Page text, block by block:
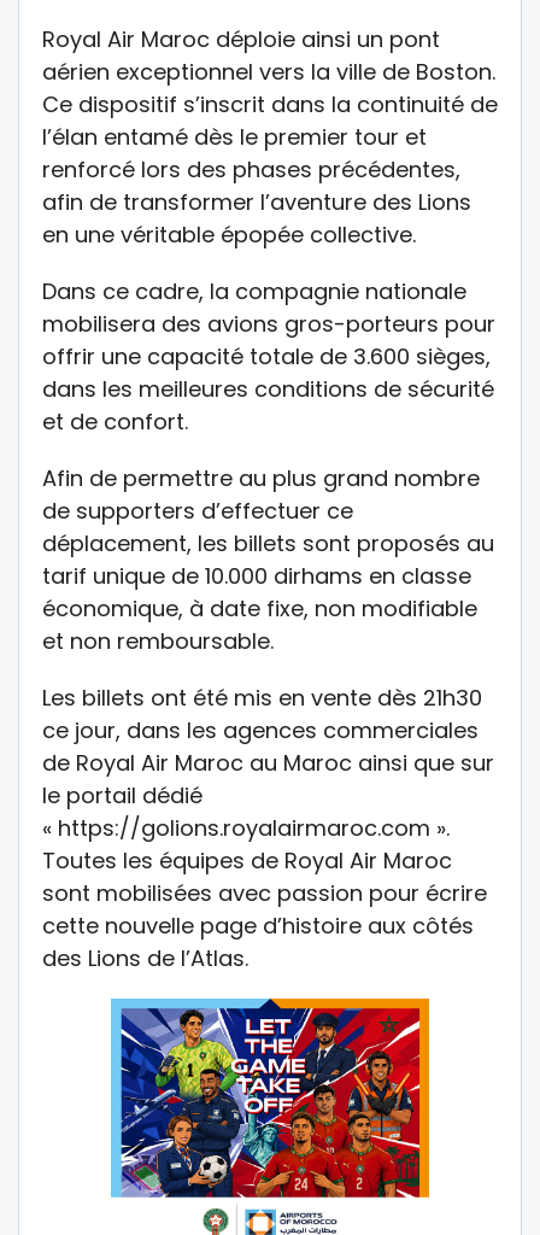
Royal Air Maroc déploie ainsi un pont
aérien exceptionnel vers la ville de Boston.
Ce dispositif s’inscrit dans la continuité de
l’élan entamé dès le premier tour et
renforcé lors des phases précédentes,
afin de transformer l’aventure des Lions
en une véritable épopée collective.
Dans ce cadre, la compagnie nationale
mobilisera des avions gros-porteurs pour
offrir une capacité totale de 3.600 sièges,
dans les meilleures conditions de sécurité
et de confort.
Afin de permettre au plus grand nombre
de supporters d’effectuer ce
déplacement, les billets sont proposés au
tarif unique de 10.000 dirhams en classe
économique, à date fixe, non modifiable
et non remboursable.
Les billets ont été mis en vente dès 21h30
ce jour, dans les agences commerciales
de Royal Air Maroc au Maroc ainsi que sur
le portail dédié
« https://golions.royalairmaroc.com ».
Toutes les équipes de Royal Air Maroc
sont mobilisées avec passion pour écrire
cette nouvelle page d’histoire aux côtés
des Lions de l’Atlas.